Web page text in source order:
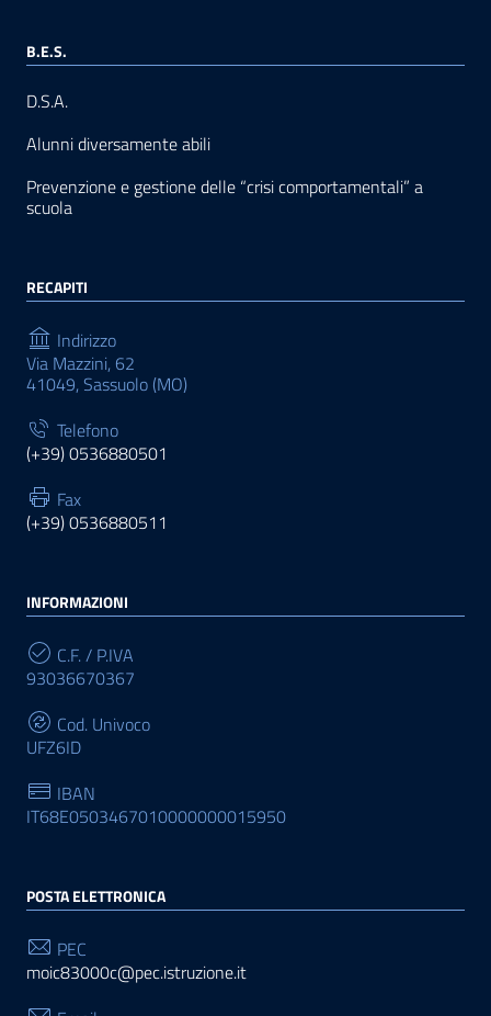
B.E.S.
D.S.A.
Alunni diversamente abili
Prevenzione e gestione delle “crisi comportamentali” a
scuola
RECAPITI
Indirizzo
Via Mazzini, 62
41049, Sassuolo (MO)
Telefono
(+39) 0536880501
Fax
(+39) 0536880511
INFORMAZIONI
C.F. / P.IVA
93036670367
Cod. Univoco
UFZ6ID
IBAN
IT68E0503467010000000015950
POSTA ELETTRONICA
PEC
moic83000c@pec.istruzione.it